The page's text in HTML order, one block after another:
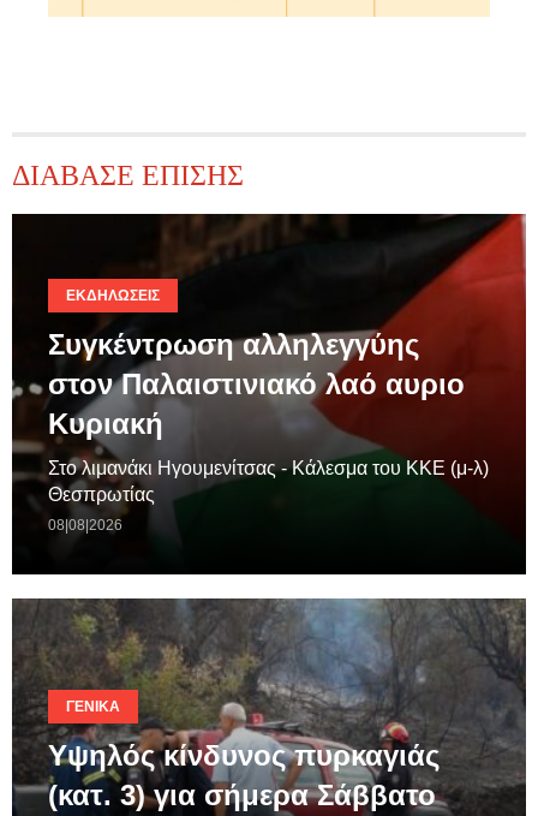
ΔΙΑΒΑΣΕ ΕΠΙΣΗΣ
ΕΚΔΗΛΏΣΕΙΣ
Συγκέντρωση αλληλεγγύης
στον Παλαιστινιακό λαό αυριο
Κυριακή
Στο λιμανάκι Ηγουμενίτσας - Κάλεσμα του ΚΚΕ (μ-λ)
Θεσπρωτίας
08|08|2026
ΓΕΝΙΚΆ
Υψηλός κίνδυνος πυρκαγιάς
(κατ. 3) για σήμερα Σάββατο